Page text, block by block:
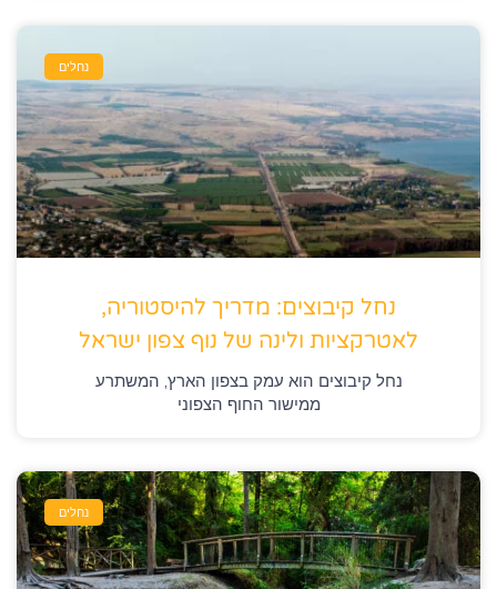
נחלים
נחל קיבוצים: מדריך להיסטוריה,
לאטרקציות ולינה של נוף צפון ישראל
נחל קיבוצים הוא עמק בצפון הארץ, המשתרע
ממישור החוף הצפוני
נחלים